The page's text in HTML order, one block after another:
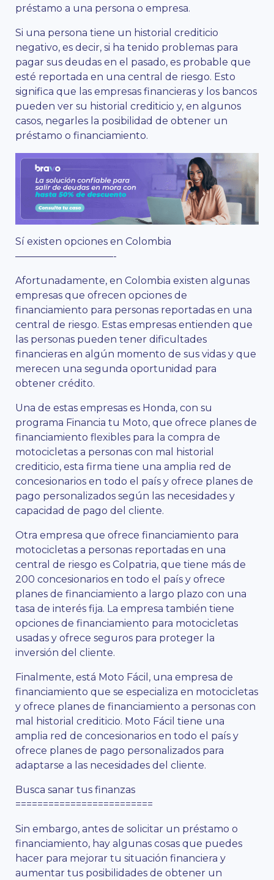
préstamo a una persona o empresa.
Si una persona tiene un historial crediticio
negativo, es decir, si ha tenido problemas para
pagar sus deudas en el pasado, es probable que
esté reportada en una central de riesgo. Esto
significa que las empresas financieras y los bancos
pueden ver su historial crediticio y, en algunos
casos, negarles la posibilidad de obtener un
préstamo o financiamiento.
Sí existen opciones en Colombia
——————————-
Afortunadamente, en Colombia existen algunas
empresas que ofrecen opciones de
financiamiento para personas reportadas en una
central de riesgo. Estas empresas entienden que
las personas pueden tener dificultades
financieras en algún momento de sus vidas y que
merecen una segunda oportunidad para
obtener crédito.
Una de estas empresas es Honda, con su
programa Financia tu Moto, que ofrece planes de
financiamiento flexibles para la compra de
motocicletas a personas con mal historial
crediticio, esta firma tiene una amplia red de
concesionarios en todo el país y ofrece planes de
pago personalizados según las necesidades y
capacidad de pago del cliente.
Otra empresa que ofrece financiamiento para
motocicletas a personas reportadas en una
central de riesgo es Colpatria, que tiene más de
200 concesionarios en todo el país y ofrece
planes de financiamiento a largo plazo con una
tasa de interés fija. La empresa también tiene
opciones de financiamiento para motocicletas
usadas y ofrece seguros para proteger la
inversión del cliente.
Finalmente, está Moto Fácil, una empresa de
financiamiento que se especializa en motocicletas
y ofrece planes de financiamiento a personas con
mal historial crediticio. Moto Fácil tiene una
amplia red de concesionarios en todo el país y
ofrece planes de pago personalizados para
adaptarse a las necesidades del cliente.
Busca sanar tus finanzas
=========================
Sin embargo, antes de solicitar un préstamo o
financiamiento, hay algunas cosas que puedes
hacer para mejorar tu situación financiera y
aumentar tus posibilidades de obtener un